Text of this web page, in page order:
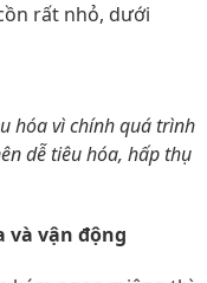
rất nhỏ, dưới
hóa vì chính quá trình
dễ tiêu hóa, hấp thụ
và vận động